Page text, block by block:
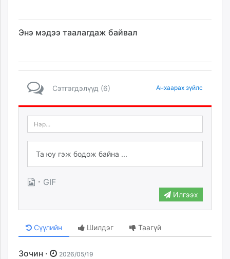
Энэ мэдээ таалагдаж байвал
Сэтгэгдэлүүд (6) Анхаарах зүйлс
· GIF
Илгээх
Сүүлийн Шилдэг Таагүй
Зочин · 2026/05/19